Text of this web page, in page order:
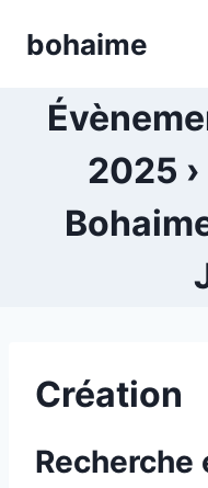
bohaime
2025
Création
Recherche